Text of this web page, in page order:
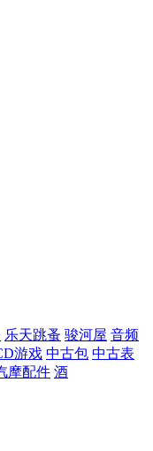
乐天跳蚤 骏河屋 音频
游戏 中古包 中古表
摩配件 酒